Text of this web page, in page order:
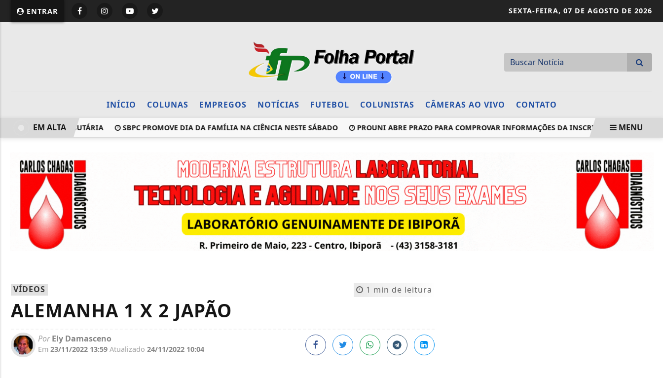
website page view counter
ENTRAR SEXTA-FEIRA, 07 DE AGOSTO DE 2026
INÍCIO COLUNAS EMPREGOS NOTÍCIAS FUTEBOL COLUNISTAS CÂMERAS AO VIVO CONTATO
REFORMA TRIBUTÁRIA SBPC PROMOVE DIA DA FAMÍLIA NA CIÊNCIA NESTE SÁBADO PROUNI ABRE PRAZO PARA COMPROVAR INFORMAÇÕES DA INSCRIÇÃO TRE-RJ ABRE
EM ALTA MENU
1 min de leitura
VÍDEOS
ALEMANHA 1 X 2 JAPÃO
PorEly Damasceno
Em 23/11/2022 13:59 Atualizado 24/11/2022 10:04